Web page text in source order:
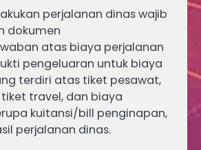
perjalanan dinas wajib
dokumen
atas biaya perjalanan
pengeluaran untuk biaya
terdiri atas tiket pesawat,
travel, dan biaya
kuitansi/bill penginapan,
perjalanan dinas.